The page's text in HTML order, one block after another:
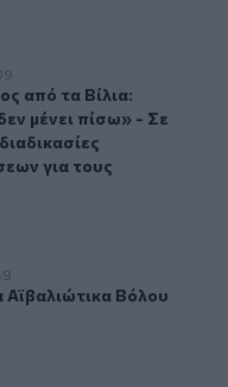
και απλό. Κανένας
από τα Βίλια:
από τα Βίλια:
μένει πίσω» - Σε
για τους
Βόλου
Βόλου